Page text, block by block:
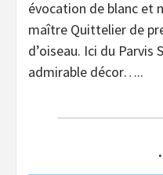
évocation de blanc et
maître Quittelier de
d’oiseau. Ici du
admirable décor…..